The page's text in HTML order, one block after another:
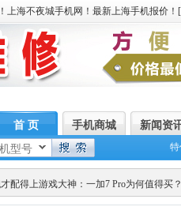
上海不夜城手机网！最新上海手机报价！[
首 页 手机商城
新闻资
型号
配得上游戏大神：一加7 Pro为何值得买